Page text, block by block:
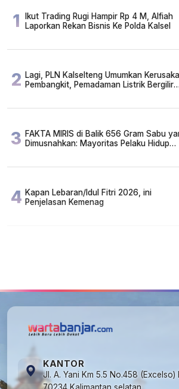
1
Ikut Trading Rugi Hampir Rp 4 M, Alfiah
Laporkan Rekan Bisnis Ke Polda Kalsel
2 Lagi, PLN Kalselteng Umumkan
Pembangkit, Pemadaman Listrik Bergilir
3 FAKTA MIRIS di Balik 656 Gram Sabu
Dimusnahkan: Mayoritas Pelaku Hidup
4 Kapan Lebaran/Idul Fitri 2026, ini
Penjelasan Kemenag
KANTOR
Jl. A. Yani Km 5.5 No.458 (Excelso)